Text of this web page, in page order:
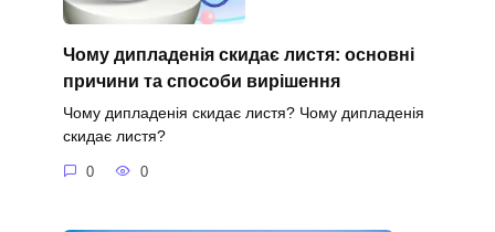
Чому дипладенія скидає листя: основні
причини та способи вирішення
Чому дипладенія скидає листя? Чому дипладенія
скидає листя?
0 0